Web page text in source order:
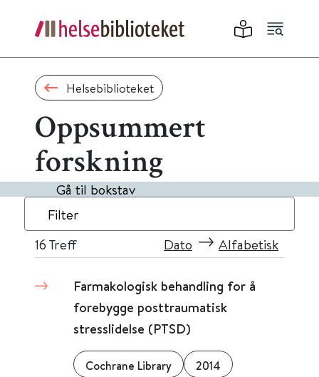
Helsebiblioteket
Oppsummert
forskning
Gå til bokstav
Filter
16 Treff Dato Alfabetisk
Farmakologisk behandling for å
forebygge posttraumatisk
stresslidelse (PTSD)
Cochrane Library 2014